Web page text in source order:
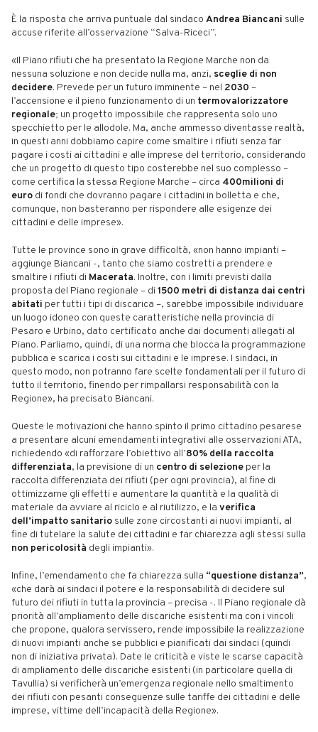
È la risposta che arriva puntuale dal sindaco Andrea Biancani sulle
accuse riferite all’osservazione “Salva-Riceci”.
«Il Piano rifiuti che ha presentato la Regione Marche non da
nessuna soluzione e non decide nulla ma, anzi, sceglie di non
decidere. Prevede per un futuro imminente – nel 2030 –
l’accensione e il pieno funzionamento di un termovalorizzatore
regionale; un progetto impossibile che rappresenta solo uno
specchietto per le allodole. Ma, anche ammesso diventasse realtà,
in questi anni dobbiamo capire come smaltire i rifiuti senza far
pagare i costi ai cittadini e alle imprese del territorio, considerando
che un progetto di questo tipo costerebbe nel suo complesso –
come certifica la stessa Regione Marche – circa 400milioni di
euro di fondi che dovranno pagare i cittadini in bolletta e che,
comunque, non basteranno per rispondere alle esigenze dei
cittadini e delle imprese».
Tutte le province sono in grave difficoltà, «non hanno impianti –
aggiunge Biancani -, tanto che siamo costretti a prendere e
smaltire i rifiuti di Macerata. Inoltre, con i limiti previsti dalla
proposta del Piano regionale – di1500 metri di distanza dai centri
abitati per tutti i tipi di discarica –, sarebbe impossibile individuare
un luogo idoneo con queste caratteristiche nella provincia di
Pesaro e Urbino, dato certificato anche dai documenti allegati al
Piano. Parliamo, quindi, di una norma che blocca la programmazione
pubblica e scarica i costi sui cittadini e le imprese. I sindaci, in
questo modo, non potranno fare scelte fondamentali per il futuro di
tutto il territorio, finendo per rimpallarsi responsabilità con la
Regione», ha precisato Biancani.
Queste le motivazioni che hanno spinto il primo cittadino pesarese
a presentare alcuni emendamenti integrativi alle osservazioni ATA,
richiedendo «di rafforzare l’obiettivo all’80% della raccolta
differenziata, la previsione di un centro di selezione per la
raccolta differenziata dei rifiuti (per ogni provincia), al fine di
ottimizzarne gli effetti e aumentare la quantità e la qualità di
materiale da avviare al riciclo e al riutilizzo, e la verifica
dell’impatto sanitario sulle zone circostanti ai nuovi impianti, al
fine di tutelare la salute dei cittadini e far chiarezza agli stessi sulla
non pericolosità degli impianti».
Infine, l’emendamento che fa chiarezza sulla “questione distanza”,
«che darà ai sindaci il potere e la responsabilità di decidere sul
futuro dei rifiuti in tutta la provincia – precisa -. Il Piano regionale dà
priorità all’ampliamento delle discariche esistenti ma con i vincoli
che propone, qualora servissero, rende impossibile la realizzazione
di nuovi impianti anche se pubblici e pianificati dai sindaci (quindi
non di iniziativa privata). Date le criticità e viste le scarse capacità
di ampliamento delle discariche esistenti (in particolare quella di
Tavullia) si verificherà un’emergenza regionale nello smaltimento
dei rifiuti con pesanti conseguenze sulle tariffe dei cittadini e delle
imprese, vittime dell’incapacità della Regione».